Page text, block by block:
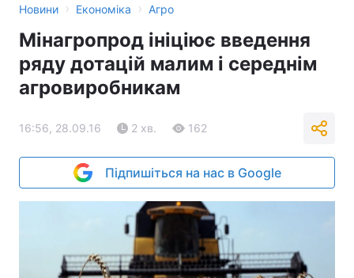
Новини › Економіка › Агро
Мінагропрод ініціює введення
ряду дотацій малим і середнім
агровиробникам
16:56, 28.09.16 2 хв. 162
Підпишіться на нас в Google